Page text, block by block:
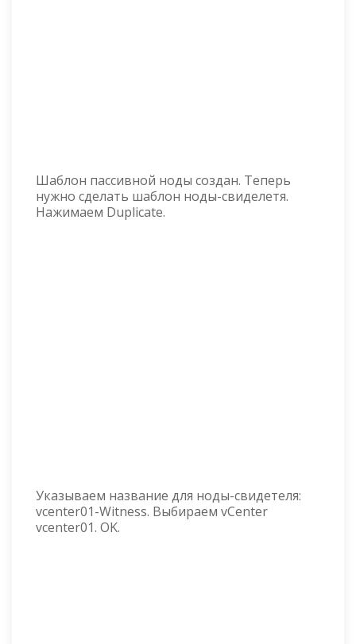
Шаблон пассивной ноды создан. Теперь
нужно сделать шаблон ноды-свиделетя.
Нажимаем Duplicate.
Указываем название для ноды-свидетеля:
vcenter01-Witness. Выбираем vCenter
vcenter01. OK.